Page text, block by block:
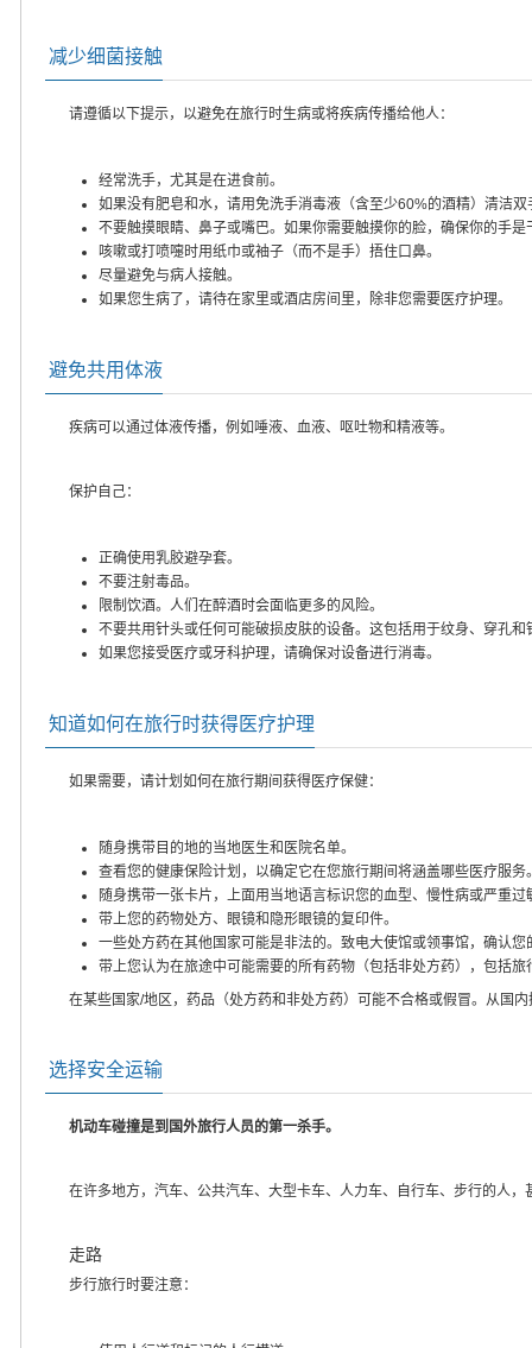
减少细菌接触
请遵循以下提示，以避免在旅行时生病或将疾病传播给他人：
经常洗手，尤其是在进食前。
如果没有肥皂和水，请用免洗手消毒液（含至少60%的酒精）清洁双
不要触摸眼睛、鼻子或嘴巴。如果你需要触摸你的脸，确保你的手是
咳嗽或打喷嚏时用纸巾或袖子（而不是手）捂住口鼻。
尽量避免与病人接触。
如果您生病了，请待在家里或酒店房间里，除非您需要医疗护理。
避免共用体液
疾病可以通过体液传播，例如唾液、血液、呕吐物和精液等。
保护自己：
正确使用乳胶避孕套。
不要注射毒品。
限制饮酒。人们在醉酒时会面临更多的风险。
不要共用针头或任何可能破损皮肤的设备。这包括用于纹身、穿孔和
如果您接受医疗或牙科护理，请确保对设备进行消毒。
知道如何在旅行时获得医疗护理
如果需要，请计划如何在旅行期间获得医疗保健：
随身携带目的地的当地医生和医院名单。
查看您的健康保险计划，以确定它在您旅行期间将涵盖哪些医疗服
随身携带一张卡片，上面用当地语言标识您的血型、慢性病或严重
带上您的药物处方、眼镜和隐形眼镜的复印件。
一些处方药在其他国家可能是非法的。致电大使馆或领事馆，确认
带上您认为在旅途中可能需要的所有药物（包括非处方药），包括
在某些国家/地区，药品（处方药和非处方药）可能不合格或假冒。从国
选择安全运输
机动车碰撞是到国外旅行人员的第一杀手。
在许多地方，汽车、公共汽车、大型卡车、人力车、自行车、步行的人
走路
步行旅行时要注意：